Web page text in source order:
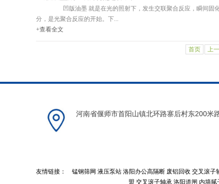
凹版油墨 就是在光的照射下，发生交联聚合反应，瞬间固化
分，是光聚合反应的开始。下...
+查看全文
首页 上
河南省偃师市首阳山镇北环路寨后村东200米
友情链接： 锰钢筛网 液压泵站 洛阳办公高隔断 废铝回收 交叉滚子
盟 交叉滚子轴承 洛阳道闸 内墙腻